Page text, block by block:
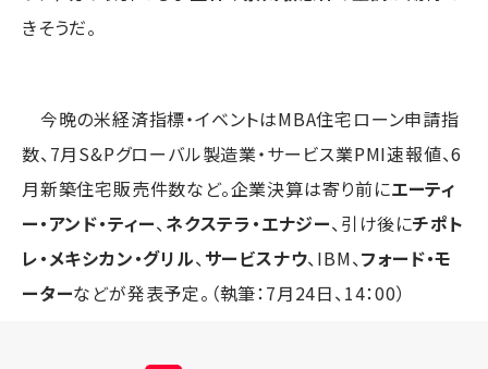
きそうだ。
今晩の米経済指標・イベントはMBA住宅ローン申請指
数、7月S&Pグローバル製造業・サービス業PMI速報値、6
月新築住宅販売件数など。企業決算は寄り前にエーティ
ー・アンド・ティー、 ネクステラ・エナジー、引け後にチポト
レ・メキシカン・グリル、 サービスナウ、IBM、フォード・モ
ーターなどが発表予定。（執筆：7月24日、14：00）